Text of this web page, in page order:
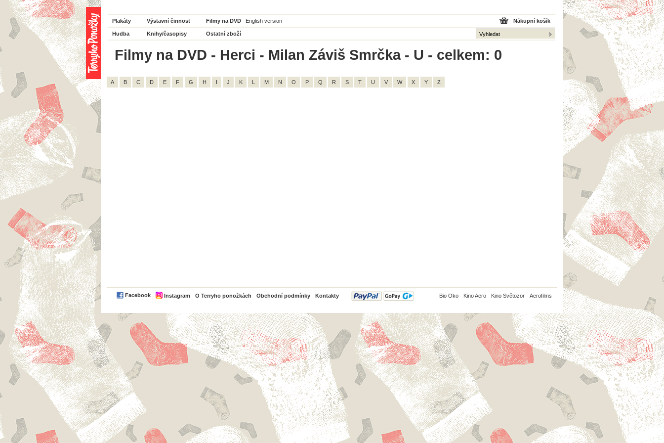
Plakáty Výstavní činnost Filmy na DVD English version
Hudba Knihy/časopisy Ostatní zboží
Nákupní košík
Filmy na DVD - Herci - Milan Záviš Smrčka - U - celkem: 0
A B C D E F G H I J K L M N O P Q R S T U V W X Y Z
Facebook Instagram O Terryho ponožkách Obchodní podmínky Kontakty
PayPal Bio Oko Kino Aero Kino Světozor Aerofilms